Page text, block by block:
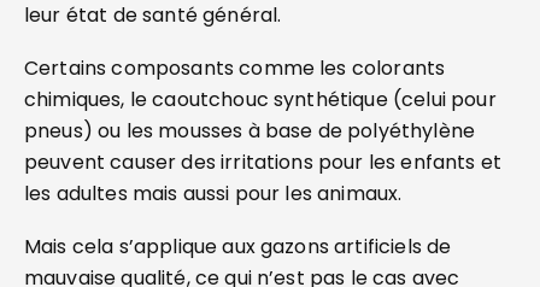
leur état de santé général.
Certains composants comme les colorants
chimiques, le caoutchouc synthétique (celui pour
pneus) ou les mousses à base de polyéthylène
peuvent causer des irritations pour les enfants et
les adultes mais aussi pour les animaux.
Mais cela s’applique aux gazons artificiels de
mauvaise qualité, ce qui n’est pas le cas avec